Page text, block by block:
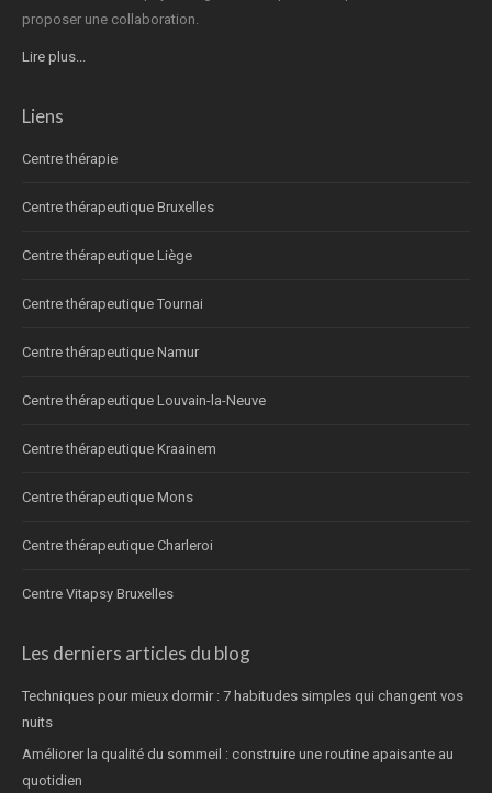
proposer une collaboration.
Lire plus...
Liens
Centre thérapie
Centre thérapeutique Bruxelles
Centre thérapeutique Liège
Centre thérapeutique Tournai
Centre thérapeutique Namur
Centre thérapeutique Louvain-la-Neuve
Centre thérapeutique Kraainem
Centre thérapeutique Mons
Centre thérapeutique Charleroi
Centre Vitapsy Bruxelles
Les derniers articles du blog
Techniques pour mieux dormir : 7 habitudes simples qui changent vos
nuits
Améliorer la qualité du sommeil : construire une routine apaisante au
quotidien